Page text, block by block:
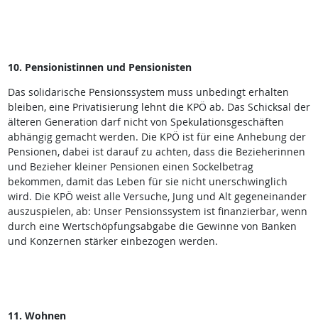
10. Pensionistinnen und Pensionisten
Das solidarische Pensionssystem muss unbedingt erhalten
bleiben, eine Privatisierung lehnt die KPÖ ab. Das Schicksal der
älteren Generation darf nicht von Spekulationsgeschäften
abhängig gemacht werden. Die KPÖ ist für eine Anhebung der
Pensionen, dabei ist darauf zu achten, dass die Bezieherinnen
und Bezieher kleiner Pensionen einen Sockelbetrag
bekommen, damit das Leben für sie nicht unerschwinglich
wird. Die KPÖ weist alle Versuche, Jung und Alt gegeneinander
auszuspielen, ab: Unser Pensionssystem ist finanzierbar, wenn
durch eine Wertschöpfungsabgabe die Gewinne von Banken
und Konzernen stärker einbezogen werden.
11. Wohnen